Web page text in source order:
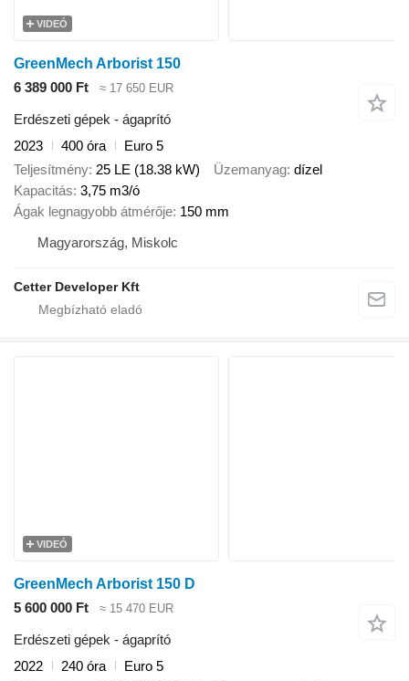
VIDEÓ
GreenMech Arborist 150
6 389 000 Ft
≈ 17 650 EUR
Erdészeti gépek - ágaprító
2023
400 óra
Euro 5
Teljesítmény 25 LE (18.38 kW) Üzemanyag dízel
Kapacitás 3,75 m3/ó
Ágak legnagyobb átmérője 150 mm
Magyarország, Miskolc
Cetter Developer Kft
VIDEÓ
GreenMech Arborist 150 D
5 600 000 Ft
≈ 15 470 EUR
Erdészeti gépek - ágaprító
2022
240 óra
Euro 5